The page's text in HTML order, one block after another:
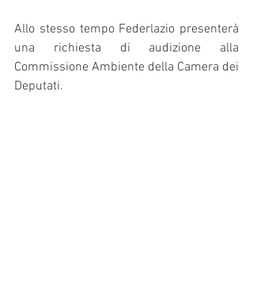
Allo stesso tempo Federlazio presenterà
una richiesta di audizione alla
Commissione Ambiente della Camera dei
Deputati.